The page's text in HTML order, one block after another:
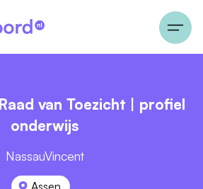
van Toezicht | profiel
onderwijs
NassauVincent
Assen